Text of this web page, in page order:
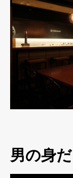
男の身